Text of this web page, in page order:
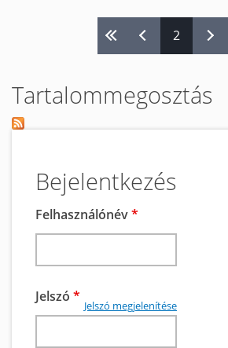
tartalomra
2
Tartalommegosztás
Bejelentkezés
Felhasználónév*
Jelszó *
Jelszó megjelenítése